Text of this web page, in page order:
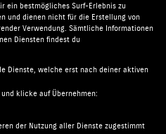
| 88400 Biberach an der
|Batterieverordnung
ein bestmögliches Surf-Erlebnis zu
und dienen nicht für die Erstellung von
Verwendung. Sämtliche Informationen
Diensten findest du
Dienste, welche erst nach deiner aktiven
klicke auf Übernehmen:
der Nutzung aller Dienste zugestimmt